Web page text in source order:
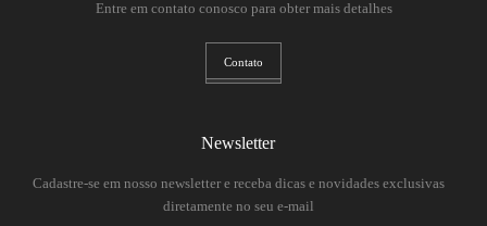
Entre em contato conosco para obter mais detalhes
Contato
Newsletter
Cadastre-se em nosso newsletter e receba dicas e novidades exclusivas
diretamente no seu e-mail